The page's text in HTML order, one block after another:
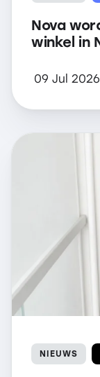
Nova
winkel in
09 Jul 2026
NIEUWS